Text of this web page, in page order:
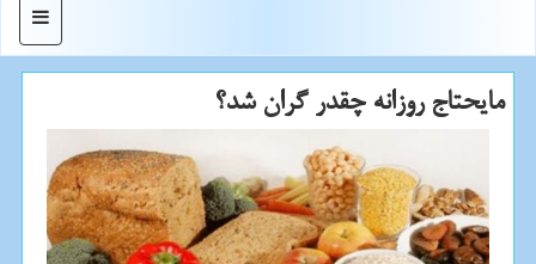
منو
مایحتاج روزانه چقدر گران شد؟